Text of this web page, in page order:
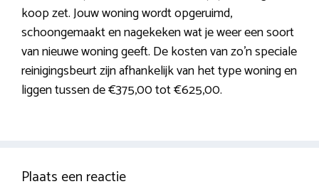
koop zet. Jouw woning wordt opgeruimd,
schoongemaakt en nagekeken wat je weer een soort
van nieuwe woning geeft. De kosten van zo’n speciale
reinigingsbeurt zijn afhankelijk van het type woning en
liggen tussen de €375,00 tot €625,00.
Plaats een reactie